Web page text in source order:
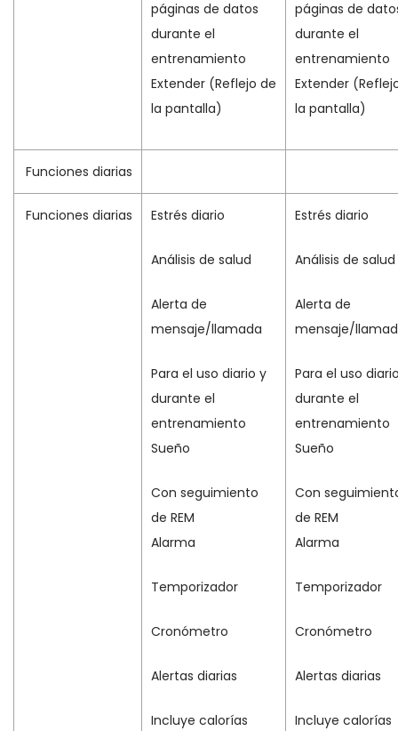
páginas de datos
durante el
entrenamiento
Extender (Reflejo de
la pantalla)
páginas de
durante el
entrenamiento
Extender
la pantalla)
Funciones diarias
Funciones diarias Estrés diario
Análisis de salud
Alerta de
mensaje/llamada
Para el uso diario y
durante el
entrenamiento
Sueño
Con seguimiento
de REM
Alarma
Temporizador
Cronómetro
Alertas diarias
Incluye calorías
Estrés diario
Análisis de salud
Alerta de
mensaje/
Para el uso
durante el
entrenamiento
Sueño
Con
de REM
Alarma
Temporizador
Cronómetro
Alertas diarias
Incluye calorías